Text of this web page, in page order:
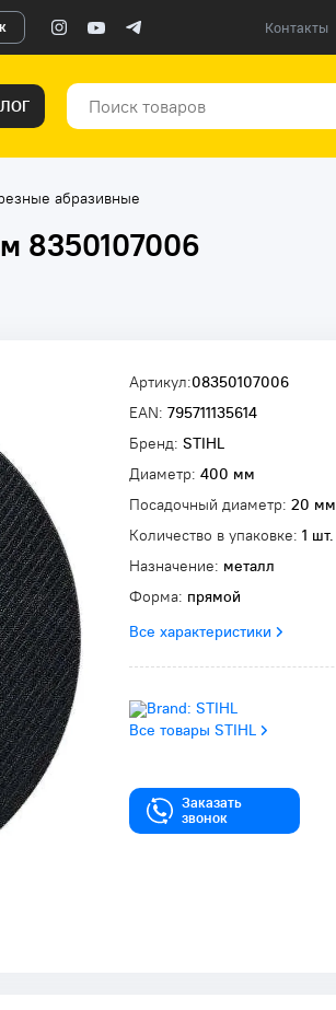
Контакты
абразивные
8350107006
Артикул:08350107006
EAN: 795711135614
Бренд: STIHL
Диаметр: 400 мм
Посадочный диаметр: 20 мм
Количество в упаковке: 1 шт.
Назначение: металл
Форма: прямой
Все характеристики
Все товары STIHL
Заказать
звонок